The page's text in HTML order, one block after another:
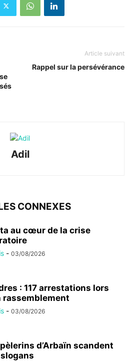
Article suivant
Rappel sur la persévérance
Adil
CONNEXES
au cœur de la crise
- 03/08/2026
: 117 arrestations lors
rassemblement
- 03/08/2026
d’Arbaïn scandent